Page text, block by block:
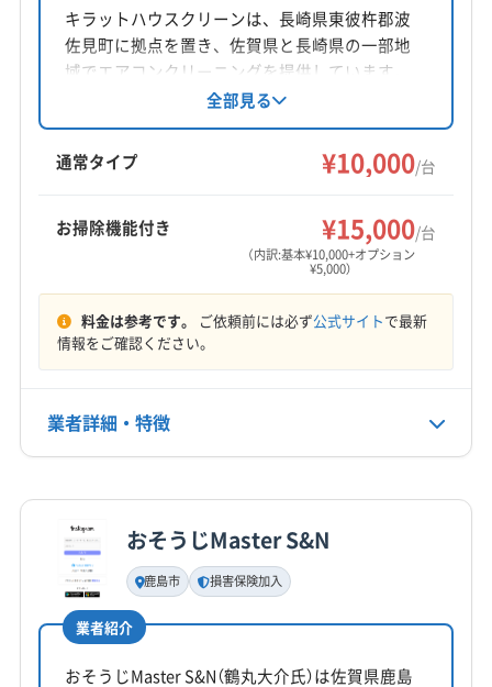
熊本県玉名郡南関町
対応地域
松浦市 長崎市
諫早市
西彼杵郡時津町
西彼杵郡長与町
東彼杵郡川棚町
東彼杵郡波佐見町
(佐賀県) 伊万里市
(佐賀県) 杵島郡江北町
(佐賀県) 杵島郡白石町
(佐賀県) 三養基郡みやき町
(佐賀県) 三養基郡基山町
(佐賀県) 三養基郡上峰町
(佐賀県) 鹿島市
(佐賀県) 小城市
(佐賀県) 唐津市
(佐賀県) 藤津郡太良町
(佐賀県) 武雄市
(熊本県) 阿蘇郡高森町
(熊本県) 阿蘇郡産山村
(熊本県) 阿蘇郡小国町
(熊本県) 阿蘇郡南阿蘇村
(熊本県) 阿蘇郡南小国町
(熊本県) 阿蘇市
(熊本県) 葦北郡芦北町
(熊本県) 葦北郡津奈木町
(熊本県) 下益城郡美里町
(熊本県) 菊池郡大津町
(熊本県) 菊池市
定休日
年中無休
非公開
キラットハウスクリーンは、長崎県東彼杵郡波
佐見町に拠点を置き、佐賀県と長崎県の一部地
域でエアコンクリーニングを提供しています。
損害保険加入済みで、土日祝日も対応可能。天
然洗剤を使用し、防カビ・抗菌コーティングに
も対応しています。作業や仕上がりに不満があ
る場合は無料で追加対応も可能です。
全部見る
通常タイプ ¥10,000/台
お掃除機能付き ¥15,000/台
（内訳:基本¥10,000+オプション
¥5,000）
料金は参考です。 ご依頼前には必ず公式サイトで最新
情報をご確認ください。
業者詳細・特徴
基本情報
代表者名
山口隆宏
所在地
長崎県東彼杵郡波佐見町
おそうじMaster S&N
鹿島市 損害保険加入
業者紹介
おそうじMaster S&N（鶴丸大介氏）は佐賀県鹿島